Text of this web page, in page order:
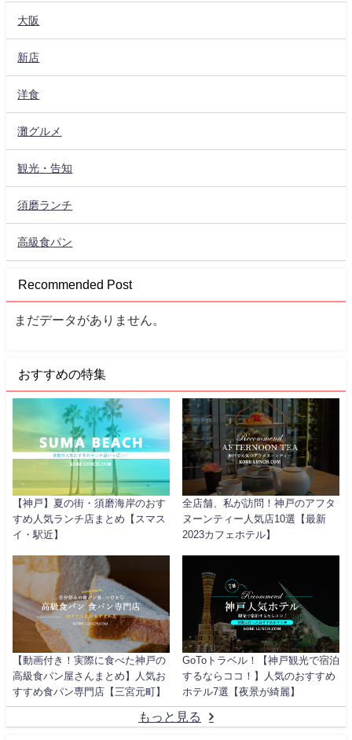
大阪
新店
洋食
灘グルメ
観光・告知
須磨ランチ
高級食パン
Recommended Post
まだデータがありません。
おすすめの特集
【神戸】夏の街・須磨海岸のおす
すめ人気ランチ店まとめ【スマス
イ・駅近】
全店舗、私が訪問！神戸のアフタ
ヌーンティー人気店10選【最新
2023カフェホテル】
【動画付き！実際に食べた神戸の
高級食パン屋さんまとめ】人気お
すすめ食パン専門店【三宮元町】
GoToトラベル！【神戸観光で宿泊
するならココ！】人気のおすすめ
ホテル7選【夜景が綺麗】
もっと見る